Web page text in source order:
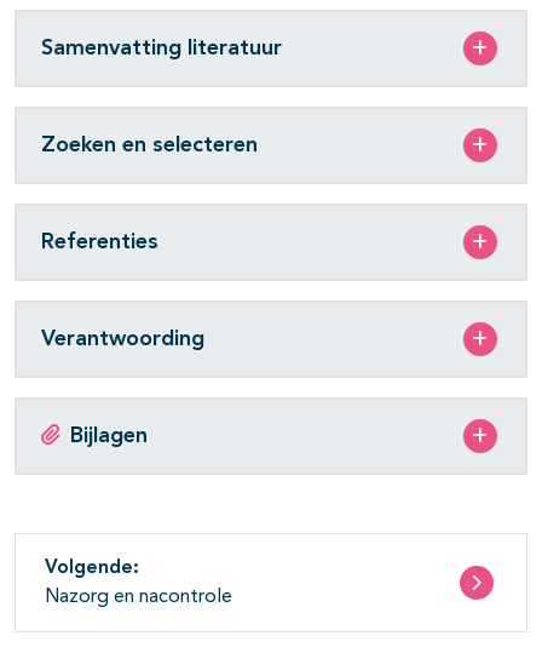
Samenvatting literatuur
Zoeken en selecteren
Referenties
Verantwoording
Bijlagen
Volgende:
Nazorg en nacontrole